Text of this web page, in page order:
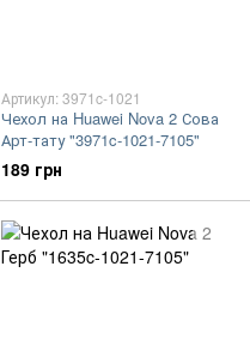
Артикул: 3971c-1021
Чехол на Huawei Nova 2 Сова
Арт-тату "3971c-1021-7105"
189 грн